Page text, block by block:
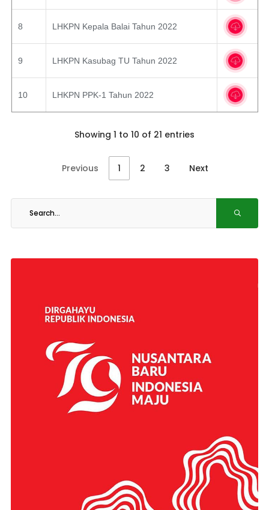
8 LHKPN Kepala Balai Tahun 2022
9 LHKPN Kasubag TU Tahun 2022
10 LHKPN PPK-1 Tahun 2022
Showing 1 to 10 of 21 entries
Previous 1 2 3 Next